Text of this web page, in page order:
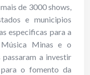
de 3000 shows,
e municipios
especificas para a
Minas e o
passaram a investir
o fomento da